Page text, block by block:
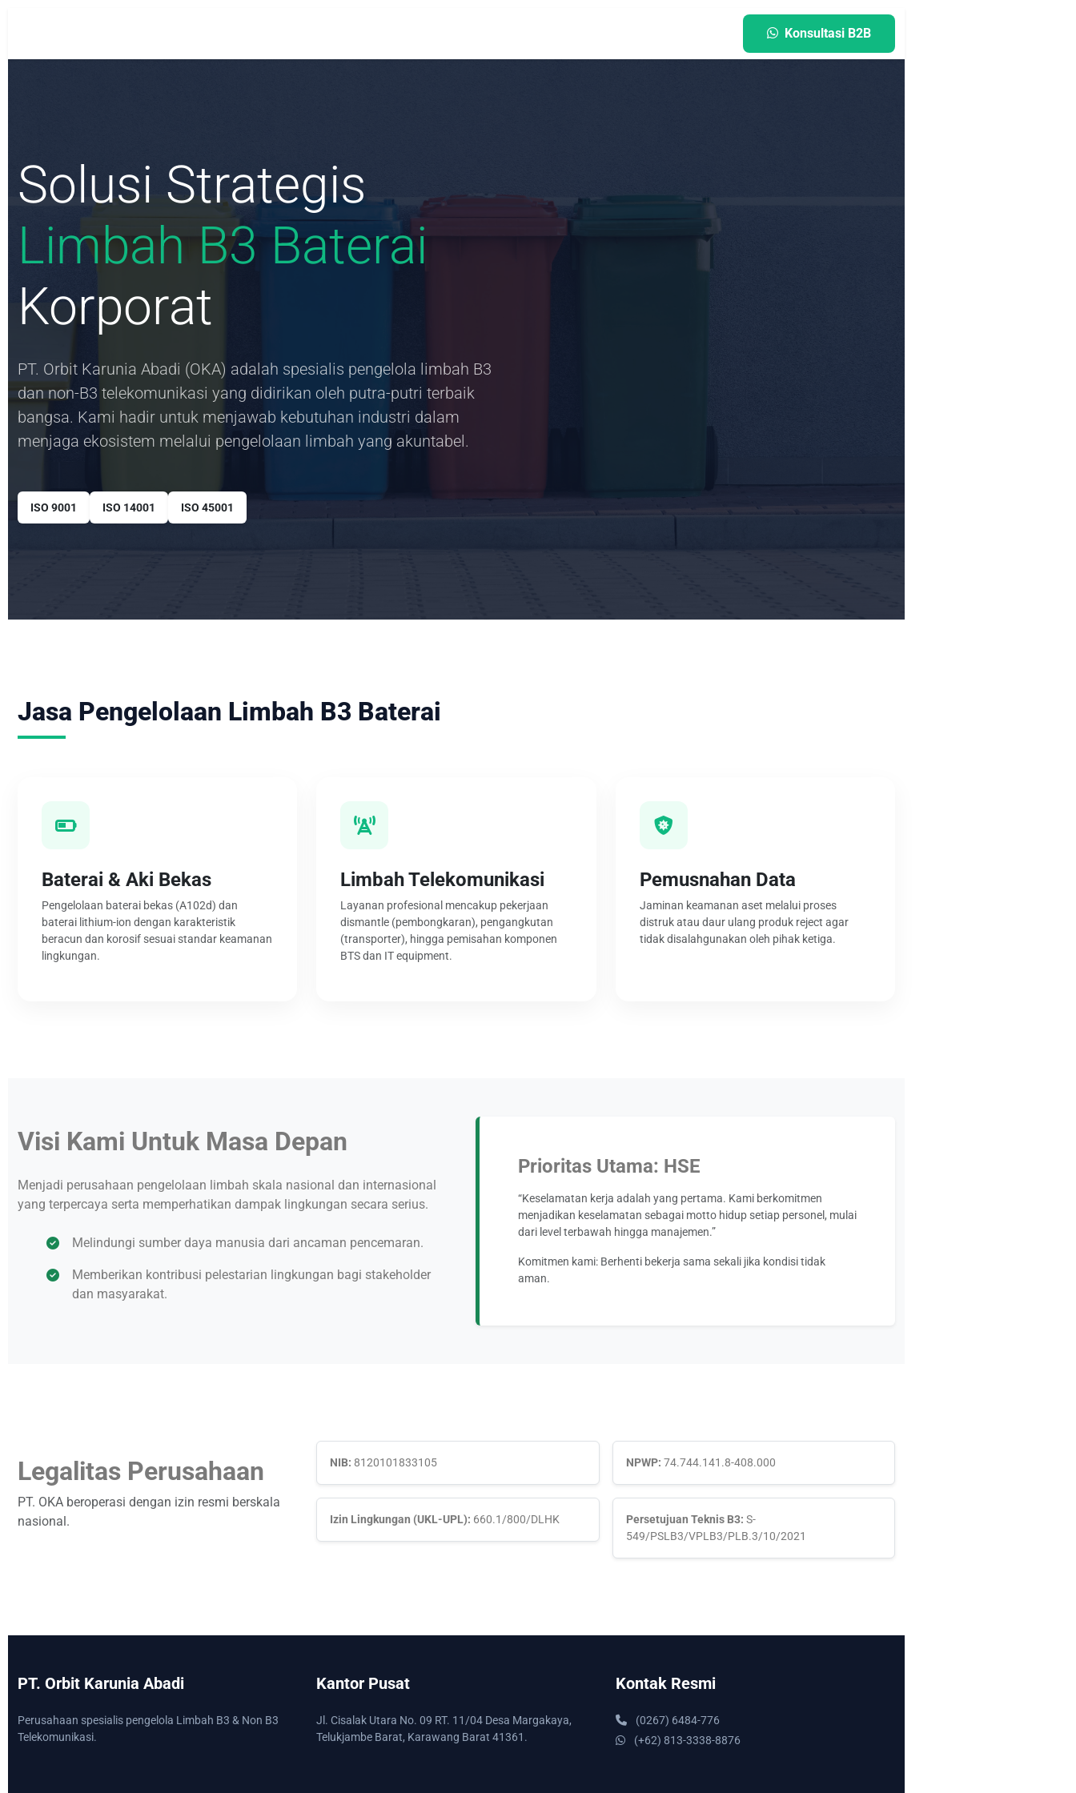
Konsultasi B2B
Solusi Strategis
Limbah B3 Baterai
Korporat
PT. Orbit Karunia Abadi (OKA) adalah spesialis pengelola limbah B3
dan non-B3 telekomunikasi yang didirikan oleh putra-putri terbaik
bangsa. Kami hadir untuk menjawab kebutuhan industri dalam
menjaga ekosistem melalui pengelolaan limbah yang akuntabel.
ISO 9001 ISO 14001 ISO 45001
Jasa Pengelolaan Limbah B3 Baterai
Baterai & Aki Bekas
Pengelolaan baterai bekas (A102d) dan
baterai lithium-ion dengan karakteristik
beracun dan korosif sesuai standar keamanan
lingkungan.
Limbah Telekomunikasi
Layanan profesional mencakup pekerjaan
dismantle (pembongkaran), pengangkutan
(transporter), hingga pemisahan komponen
BTS dan IT equipment.
Pemusnahan Data
Jaminan keamanan aset melalui proses
distruk atau daur ulang produk reject agar
tidak disalahgunakan oleh pihak ketiga.
Visi Kami Untuk Masa Depan
Menjadi perusahaan pengelolaan limbah skala nasional dan internasional
yang terpercaya serta memperhatikan dampak lingkungan secara serius.
Melindungi sumber daya manusia dari ancaman pencemaran.
Memberikan kontribusi pelestarian lingkungan bagi stakeholder
dan masyarakat.
Prioritas Utama: HSE
“Keselamatan kerja adalah yang pertama. Kami berkomitmen
menjadikan keselamatan sebagai motto hidup setiap personel, mulai
dari level terbawah hingga manajemen.”
Komitmen kami: Berhenti bekerja sama sekali jika kondisi tidak
aman.
Legalitas Perusahaan
PT. OKA beroperasi dengan izin resmi berskala
nasional.
NIB: 8120101833105 NPWP: 74.744.141.8-408.000
Izin Lingkungan (UKL-UPL): 660.1/800/DLHK Persetujuan Teknis B3: S-
549/PSLB3/VPLB3/PLB.3/10/2021
PT. Orbit Karunia Abadi
Perusahaan spesialis pengelola Limbah B3 & Non B3
Telekomunikasi.
Kantor Pusat
Jl. Cisalak Utara No. 09 RT. 11/04 Desa Margakaya,
Telukjambe Barat, Karawang Barat 41361.
Kontak Resmi
(0267) 6484-776
(+62) 813-3338-8876